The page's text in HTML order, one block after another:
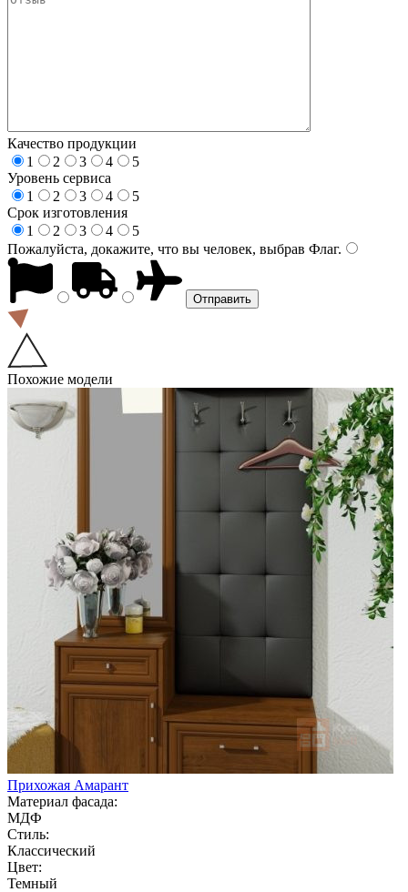
Качество продукции
1
2 3 4
5
Уровень сервиса
1
2 3 4
5
Срок изготовления
1
2 3 4
5
Пожалуйста, докажите, что вы человек, выбрав Флаг.
Похожие модели
Прихожая Амарант
Материал фасада:
МДФ
Стиль:
Классический
Цвет:
Темный